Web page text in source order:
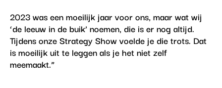
2023 was een moeilijk jaar voor ons, maar wat wij
‘de leeuw in de buik’ noemen, die is er nog altijd.
Tijdens onze Strategy Show voelde je die trots. Dat
is moeilijk uit te leggen als je het niet zelf
meemaakt.”